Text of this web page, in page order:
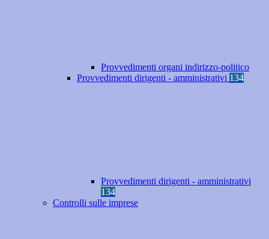
Provvedimenti organi indirizzo-politico
Provvedimenti dirigenti - amministrativi 134
Provvedimenti dirigenti - amministrativi
134
Controlli sulle imprese